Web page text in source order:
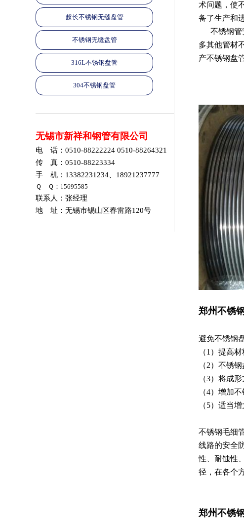
超长不锈钢无缝盘管
不锈钢无缝盘管
316L不锈钢盘管
304不锈钢盘管
无锡市新祥和钢管有限公司
电 话：0510-88222224 0510-88264321
传 真：0510-88223334
手 机：13382231234、18921237777
Ｑ Ｑ：15695585
联系人：张经理
地 址：无锡市锡山区春雷路120号
术问题，使
备了生产和
不锈钢管
多其他管材
产不锈钢盘
郑州不锈
避免不锈钢
（1）提高
（2）不锈
（3）将成
（4）增加
（5）适当
不锈钢毛细
线路的安全
性、耐蚀性
径，在各个
郑州不锈